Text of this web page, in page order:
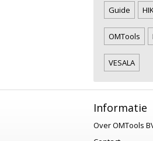
Guide
OMTools
VESALA
Informatie
Over OMTools